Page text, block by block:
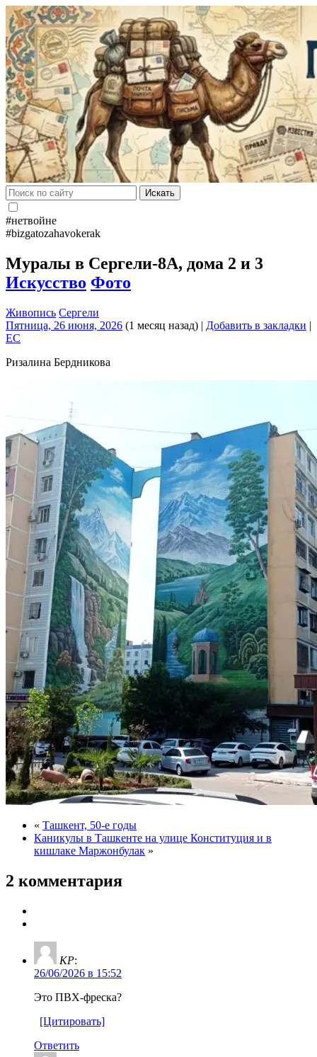
Искать
#нетвойне
#bizgatozahavokerak
Муралы в Сергели-8А, дома 2 и 3
Искусство Фото
Живопись Сергели
Пятница, 26 июня, 2026 (1 месяц назад) | Добавить в закладки |
EC
Ризалина Бердникова
« Ташкент, 50-е годы
Каникулы в Ташкенте на улице Конституция и в
кишлаке Маржонбулак »
2 комментария
KP:
26/06/2026 в 15:52
Это ПВХ-фреска?
[Цитировать]
Ответить